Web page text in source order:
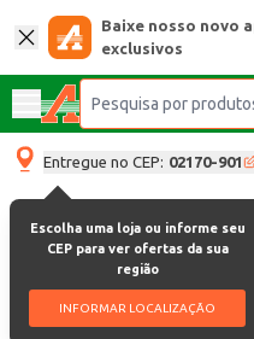
Baixe nosso novo
exclusivos
Entregue no CEP: 02170-901
Escolha uma loja ou informe seu
CEP para ver ofertas da sua
região
INFORMAR LOCALIZAÇÃO